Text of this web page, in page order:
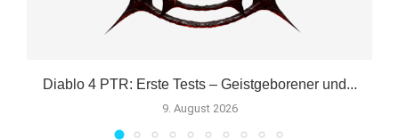
Diablo 4 PTR: Erste Tests – Geistgeborener und...
9. August 2026